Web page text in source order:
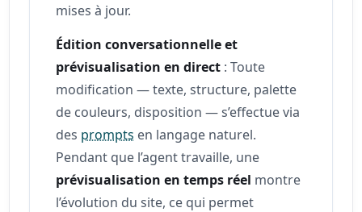
mises à jour.
Édition conversationnelle et
prévisualisation en direct : Toute
modification — texte, structure, palette
de couleurs, disposition — s’effectue via
des prompts en langage naturel.
Pendant que l’agent travaille, une
prévisualisation en temps réel montre
l’évolution du site, ce qui permet